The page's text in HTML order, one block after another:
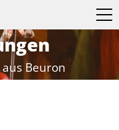
Beuron